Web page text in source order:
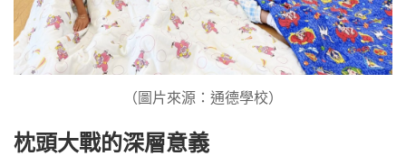
（圖片來源：通德學校）
枕頭大戰的深層意義